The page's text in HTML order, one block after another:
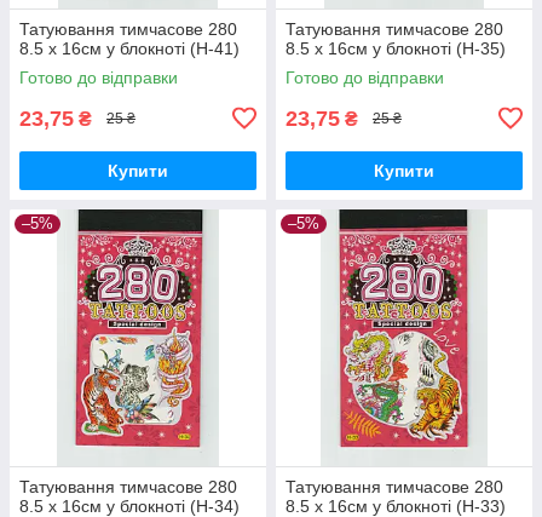
Татуювання тимчасове 280
8.5 х 16см у блокноті (H-41)
Готово до відправки
23,75 ₴ 25 ₴
Купити
Татуювання тимчасове 280
8.5 х 16см у блокноті (H-35)
Готово до відправки
23,75 ₴ 25 ₴
Купити
–5%
Татуювання тимчасове 280
8.5 х 16см у блокноті (H-34)
–5%
Татуювання тимчасове 280
8.5 х 16см у блокноті (H-33)